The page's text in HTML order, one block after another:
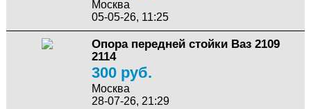
Москва
05-05-26, 11:25
Опора передней стойки Ваз 2109
2114
300 руб.
Москва
28-07-26, 21:29